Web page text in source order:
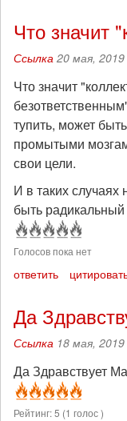
Что значит
Ссылка 20 мая,
Что значит
тупить, может
промытыми
свои цели.
И в таких
быть радикальный
Голосов пока нет
ответить
Да
Ссылка 18 мая,
Да Здравствует
Рейтинг:5 (1 голос )